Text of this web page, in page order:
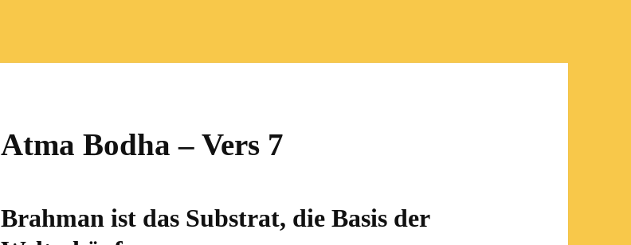
Atma Bodha – Vers 7
Brahman ist das Substrat, die Basis der